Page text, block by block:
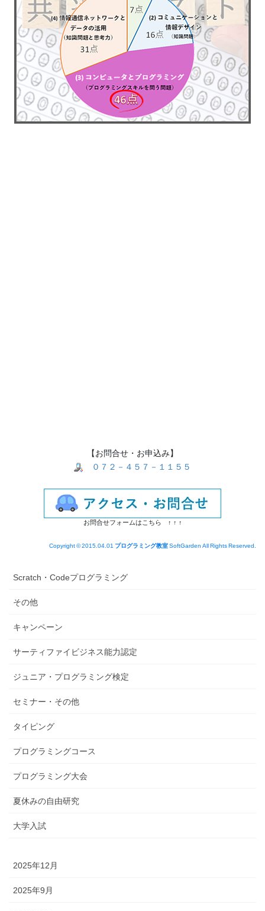
【お問合せ・お申込み】
０７２－４５７－１１５５
お問合せフォームはこちら ↑ ↑ ↑
Copyright © 2015.04.01 プログラミング教室SoftGarden All Rights Reserved.
Scratch・Codeプログラミング
その他
キャンペーン
サーティファイビジネス能力認定
ジュニア・プログラミング検定
セミナー・その他
タイピング
プログラミングコース
プログラミング大会
夏休みの自由研究
大学入試
2025年12月
2025年9月